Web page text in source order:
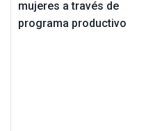
mujeres a través de
programa productivo